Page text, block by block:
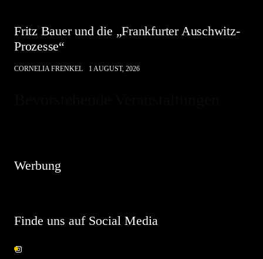
Fritz Bauer und die „Frankfurter Auschwitz-
Prozesse“
CORNELIA FRENKEL 1 AUGUST, 2026
Werbung
Finde uns auf Social Media